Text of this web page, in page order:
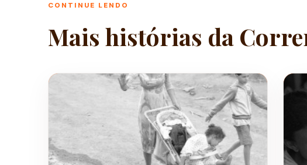
CONTINUE LENDO
Mais histórias da